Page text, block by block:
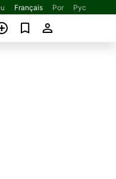
Français Por Рус